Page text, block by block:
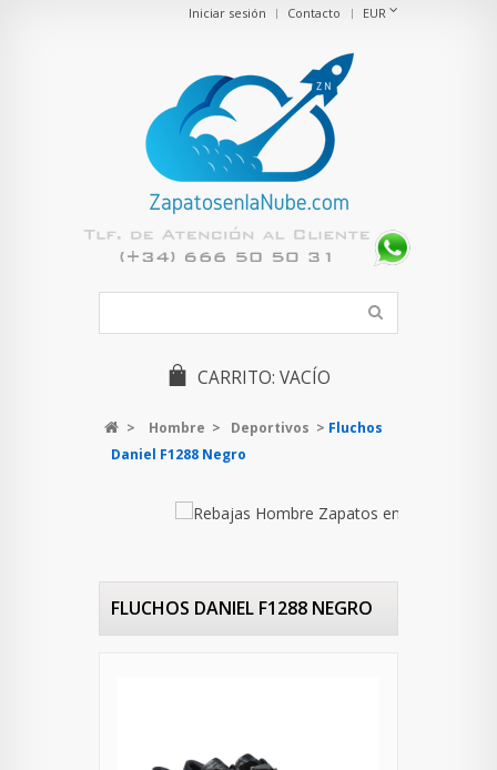
EUR
Contacto
Iniciar sesión
CARRITO: VACÍO
> Hombre > Deportivos > Fluchos
Daniel F1288 Negro
FLUCHOS DANIEL F1288 NEGRO